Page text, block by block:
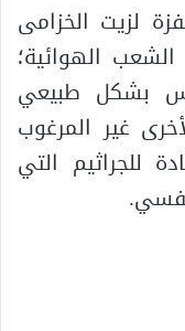
لزيت الخزامى
الهوائية؛
بشكل طبيعي
غير المرغوب
للجراثيم التي